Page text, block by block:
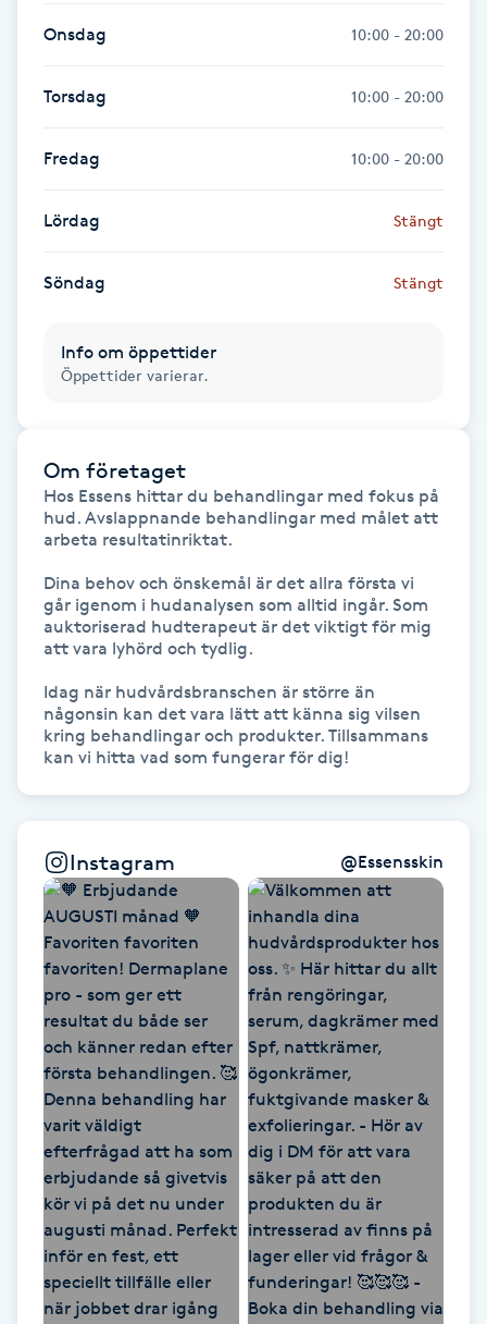
IPL hårborttagning
Japansk massage
Katun fransar
Kemisk peeling
Kinesiologi
Kinesisk medicin
Kiropraktik
Klangmassage
Klippning
Klippning & Slingor
Klippning ungdom
Koppningsmassage
Onsdag 10:00 - 20:00
Torsdag 10:00 - 20:00
Fredag 10:00 - 20:00
Lördag Stängt
Söndag Stängt
Info om öppettider
Öppettider varierar.
Om företaget
Hos Essens hittar du behandlingar med fokus på
hud. Avslappnande behandlingar med målet att
arbeta resultatinriktat.
Dina behov och önskemål är det allra första vi
går igenom i hudanalysen som alltid ingår. Som
auktoriserad hudterapeut är det viktigt för mig
att vara lyhörd och tydlig.
Idag när hudvårdsbranschen är större än
någonsin kan det vara lätt att känna sig vilsen
kring behandlingar och produkter. Tillsammans
kan vi hitta vad som fungerar för dig!
Instagram @Essensskin